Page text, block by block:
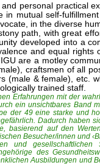
personal practical
mutual self-
in the diverse
path, with great
developed into a
and equal
are a motley
craftsmen of all
(male & female), etc.
trained staff.
Erfahrungen mit der
ein unsichtbares Band
der 49 eine starke und
Dadurch haben
basierend auf den
Besucher/innen und
und
des
Ausbildungen und